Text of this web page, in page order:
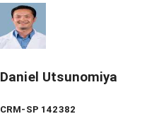
Daniel Utsunomiya
CRM-SP 142382